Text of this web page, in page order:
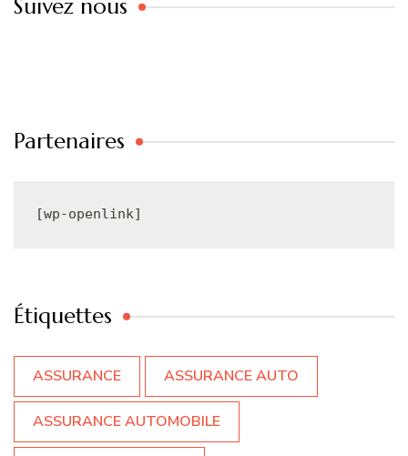
Suivez nous
Partenaires
[wp-openlink]
Étiquettes
ASSURANCE ASSURANCE AUTO
ASSURANCE AUTOMOBILE